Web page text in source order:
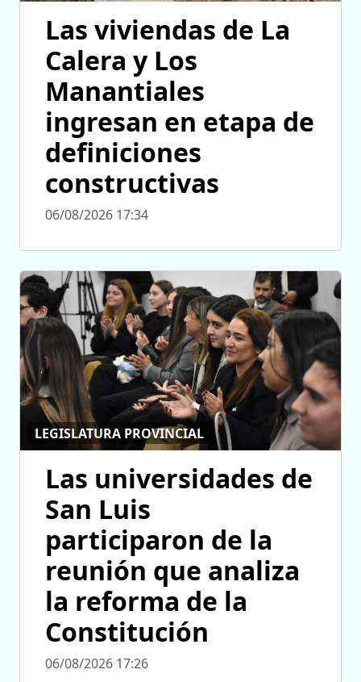
Las viviendas de La
Calera y Los
Manantiales
ingresan en etapa de
definiciones
constructivas
06/08/2026 17:34
LEGISLATURA PROVINCIAL
Las universidades de
San Luis
participaron de la
reunión que analiza
la reforma de la
Constitución
06/08/2026 17:26